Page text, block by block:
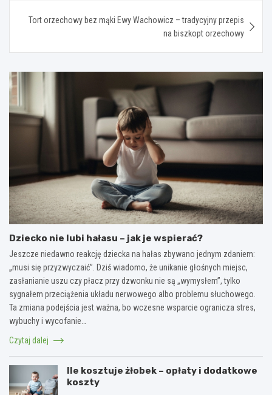
Tort orzechowy bez mąki Ewy Wachowicz – tradycyjny przepis
na biszkopt orzechowy
Dziecko nie lubi hałasu – jak je wspierać?
Jeszcze niedawno reakcję dziecka na hałas zbywano jednym zdaniem:
„musi się przyzwyczaić”. Dziś wiadomo, że unikanie głośnych miejsc,
zasłanianie uszu czy płacz przy dzwonku nie są „wymysłem”, tylko
sygnałem przeciążenia układu nerwowego albo problemu słuchowego.
Ta zmiana podejścia jest ważna, bo wczesne wsparcie ogranicza stres,
wybuchy i wycofanie…
Czytaj dalej
Ile kosztuje żłobek – opłaty i dodatkowe
koszty